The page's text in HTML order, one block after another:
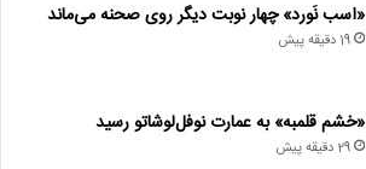
«اسب نَورد» چهار نوبت دیگر روی صحنه می‌ماند
19 دقیقه پیش
«خشم قلمبه» به عمارت نوفل‌لوشاتو رسید
29 دقیقه پیش